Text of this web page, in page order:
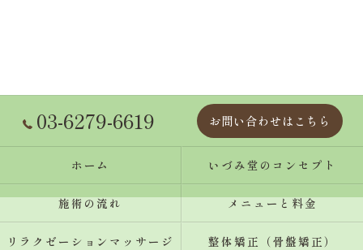
03-6279-6619 お問い合わせはこちら
ホーム いづみ堂のコンセプト
施術の流れ メニューと料金
リラクゼーションマッサージ 整体矯正（骨盤矯正）